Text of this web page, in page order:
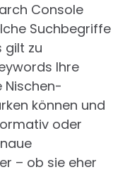
Console
Suchbegriffe
gilt zu
Ihre
Nischen-
können und
oder
– ob sie eher